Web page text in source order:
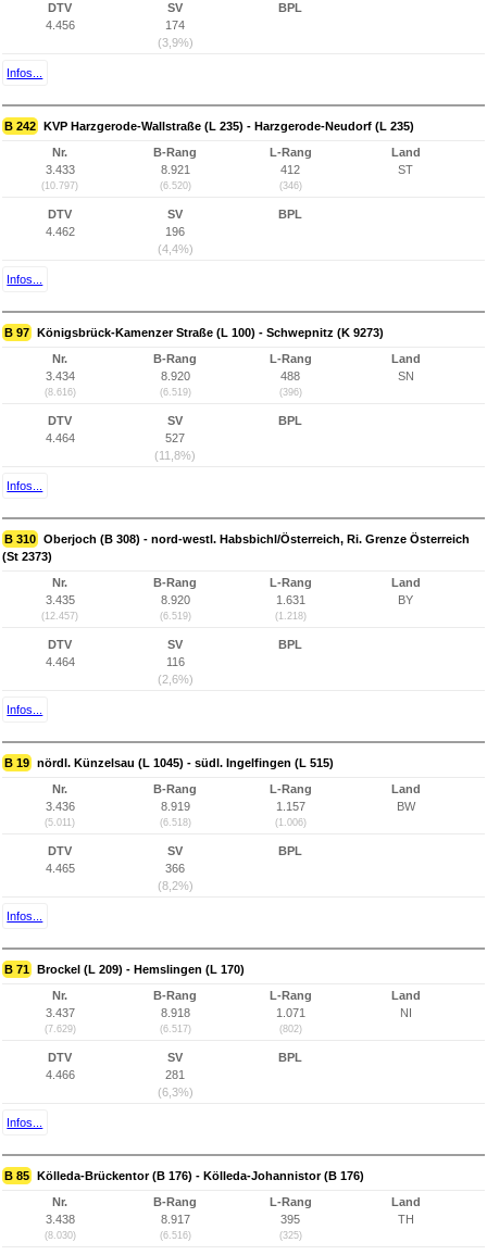
DTV
4.456
SV
174
(3,9%)
BPL
Infos...
B 242 KVP Harzgerode-Wallstraße (L 235) - Harzgerode-Neudorf (L 235)
Nr.
3.433
(10.797)
B-Rang
8.921
(6.520)
L-Rang
412
(346)
Land
ST
DTV
4.462
SV
196
(4,4%)
BPL
Infos...
B 97 Königsbrück-Kamenzer Straße (L 100) - Schwepnitz (K 9273)
Nr.
3.434
(8.616)
B-Rang
8.920
(6.519)
L-Rang
488
(396)
Land
SN
DTV
4.464
SV
527
(11,8%)
BPL
Infos...
B 310 Oberjoch (B 308) - nord-westl. Habsbichl/Österreich, Ri. Grenze Österreich
(St 2373)
Nr.
3.435
(12.457)
B-Rang
8.920
(6.519)
L-Rang
1.631
(1.218)
Land
BY
DTV
4.464
SV
116
(2,6%)
BPL
Infos...
B 19 nördl. Künzelsau (L 1045) - südl. Ingelfingen (L 515)
Nr.
3.436
(5.011)
B-Rang
8.919
(6.518)
L-Rang
1.157
(1.006)
Land
BW
DTV
4.465
SV
366
(8,2%)
BPL
Infos...
B 71 Brockel (L 209) - Hemslingen (L 170)
Nr.
3.437
(7.629)
B-Rang
8.918
(6.517)
L-Rang
1.071
(802)
Land
NI
DTV
4.466
SV
281
(6,3%)
BPL
Infos...
B 85 Kölleda-Brückentor (B 176) - Kölleda-Johannistor (B 176)
Nr.
3.438
(8.030)
B-Rang
8.917
(6.516)
L-Rang
395
(325)
Land
TH